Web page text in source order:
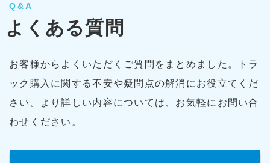
Q&A
よくある質問
お客様からよくいただくご質問をまとめました。トラ
ック購入に関する不安や疑問点の解消にお役立てくだ
さい。より詳しい内容については、お気軽にお問い合
わせください。